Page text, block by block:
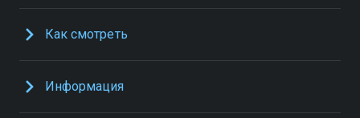
Как смотреть
Информация